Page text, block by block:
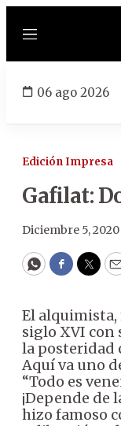
Menú
06 ago 2026
Edición Impresa
Gafilat:
Diciembre 5, 2020
WhatsApp
El alquimista,
siglo XVI con
la posteridad
Aquí va uno
“Todo es
¡Depende de
hizo famoso